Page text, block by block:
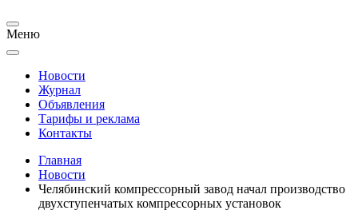
Меню
Новости
Журнал
Объявления
Тарифы и реклама
Контакты
Главная
Новости
Челябинский компрессорный завод начал производство
двухступенчатых компрессорных установок